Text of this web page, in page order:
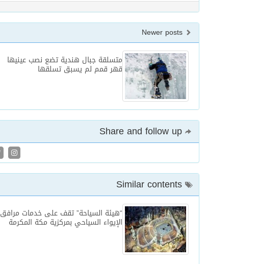
متسلقة جبال هندية تضع نصب عينيها
قهر قمم لم يسبق تسلقها
“هيئة السياحة” تقف على خدمات مرافق
الإيواء السياحي بمركزية مكة المكرمة